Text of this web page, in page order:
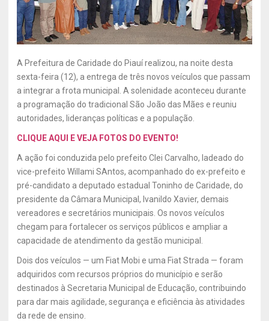
A Prefeitura de Caridade do Piauí realizou, na noite desta
sexta-feira (12), a entrega de três novos veículos que passam
a integrar a frota municipal. A solenidade aconteceu durante
a programação do tradicional São João das Mães e reuniu
autoridades, lideranças políticas e a população.
CLIQUE AQUI E VEJA FOTOS DO EVENTO!
A ação foi conduzida pelo prefeito Clei Carvalho, ladeado do
vice-prefeito Willami SAntos, acompanhado do ex-prefeito e
pré-candidato a deputado estadual Toninho de Caridade, do
presidente da Câmara Municipal, Ivanildo Xavier, demais
vereadores e secretários municipais. Os novos veículos
chegam para fortalecer os serviços públicos e ampliar a
capacidade de atendimento da gestão municipal.
Dois dos veículos — um Fiat Mobi e uma Fiat Strada — foram
adquiridos com recursos próprios do município e serão
destinados à Secretaria Municipal de Educação, contribuindo
para dar mais agilidade, segurança e eficiência às atividades
da rede de ensino.